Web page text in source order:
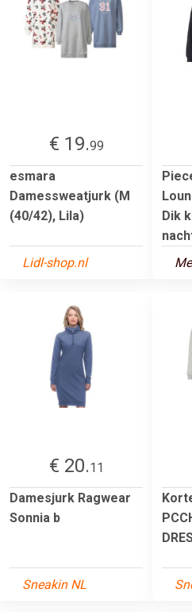
€ 19.99
esmara
Damessweatjurk (M
(40/42), Lila)
Lidl-shop.nl
Dik
€ 20.11
Damesjurk Ragwear
Sonnia b
Sneakin NL